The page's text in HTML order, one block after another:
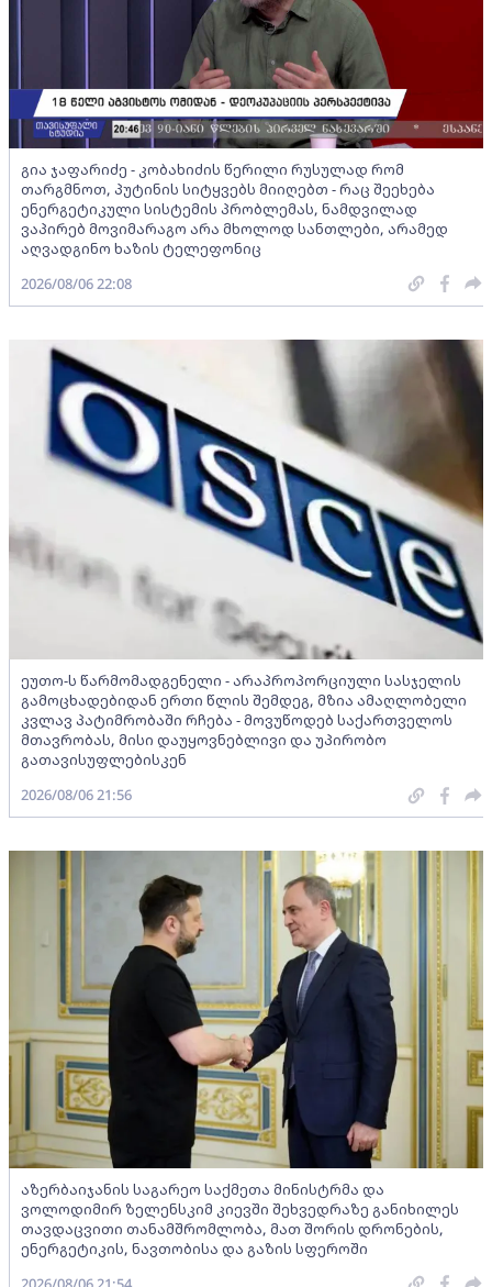
გია ჯაფარიძე - კობახიძის წერილი რუსულად რომ
თარგმნოთ, პუტინის სიტყვებს მიიღებთ - რაც შეეხება
ენერგეტიკული სისტემის პრობლემას, ნამდვილად
ვაპირებ მოვიმარაგო არა მხოლოდ სანთლები, არამედ
აღვადგინო ხაზის ტელეფონიც
2026/08/06 22:08
ეუთო-ს წარმომადგენელი - არაპროპორციული სასჯელის
გამოცხადებიდან ერთი წლის შემდეგ, მზია ამაღლობელი
კვლავ პატიმრობაში რჩება - მოვუწოდებ საქართველოს
მთავრობას, მისი დაუყოვნებლივი და უპირობო
გათავისუფლებისკენ
2026/08/06 21:56
აზერბაიჯანის საგარეო საქმეთა მინისტრმა და
ვოლოდიმირ ზელენსკიმ კიევში შეხვედრაზე განიხილეს
თავდაცვითი თანამშრომლობა, მათ შორის დრონების,
ენერგეტიკის, ნავთობისა და გაზის სფეროში